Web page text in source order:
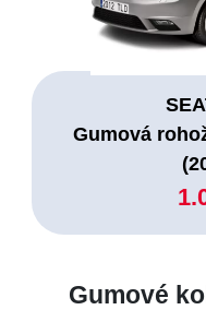
Gumová
Gumové